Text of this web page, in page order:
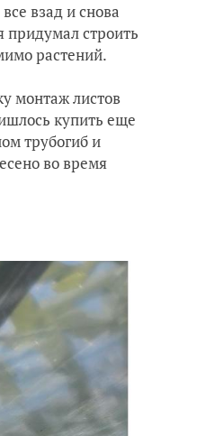
взад и снова
придумал строить
растений.
монтаж листов
купить еще
трубогиб и
во время